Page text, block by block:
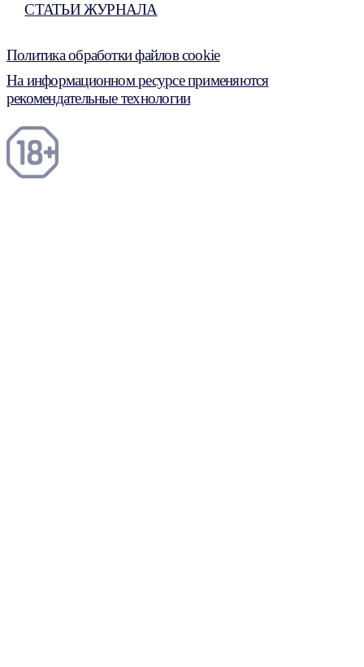
СТАТЬИ ЖУРНАЛА
Политика обработки файлов cookie
На информационном ресурсе применяются
рекомендательные технологии